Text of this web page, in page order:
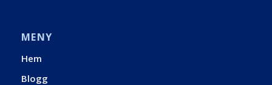
MENY
Hem
Blogg